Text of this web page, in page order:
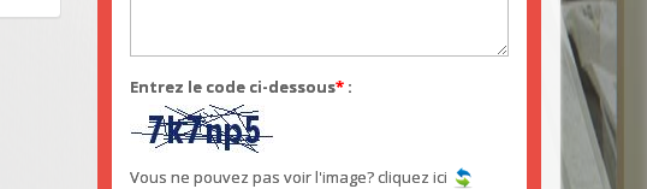
Entrez le code ci-dessous* :
Vous ne pouvez pas voir l'image? cliquez ici